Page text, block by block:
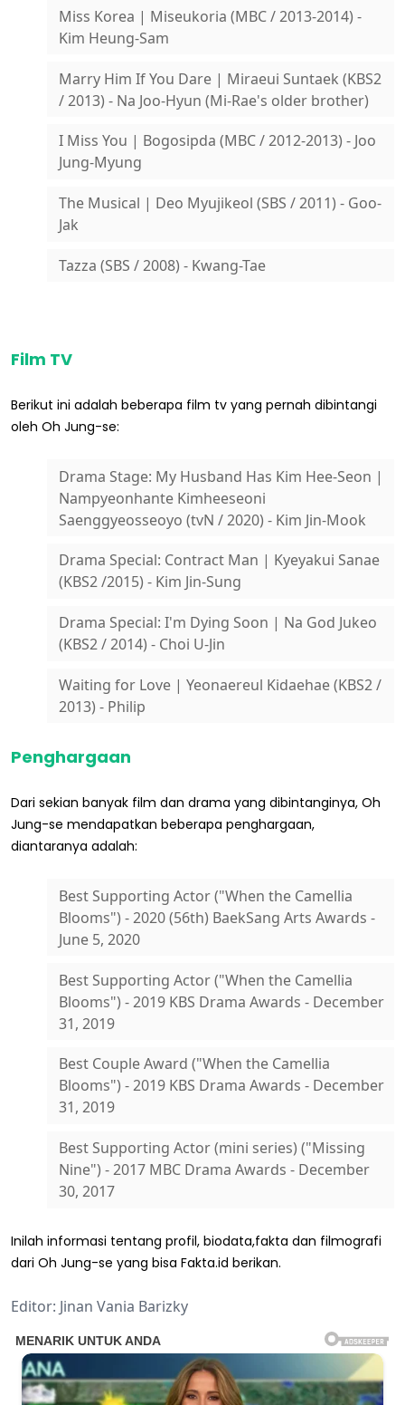
Miss Korea | Miseukoria (MBC / 2013-2014) -
Kim Heung-Sam
Marry Him If You Dare | Miraeui Suntaek (KBS2
/ 2013) - Na Joo-Hyun (Mi-Rae's older brother)
I Miss You | Bogosipda (MBC / 2012-2013) - Joo
Jung-Myung
The Musical | Deo Myujikeol (SBS / 2011) - Goo-
Jak
Tazza (SBS / 2008) - Kwang-Tae
Film TV
Berikut ini adalah beberapa film tv yang pernah dibintangi
oleh Oh Jung-se:
Drama Stage: My Husband Has Kim Hee-Seon |
Nampyeonhante Kimheeseoni
Saenggyeosseoyo (tvN / 2020) - Kim Jin-Mook
Drama Special: Contract Man | Kyeyakui Sanae
(KBS2 /2015) - Kim Jin-Sung
Drama Special: I'm Dying Soon | Na God Jukeo
(KBS2 / 2014) - Choi U-Jin
Waiting for Love | Yeonaereul Kidaehae (KBS2 /
2013) - Philip
Penghargaan
Dari sekian banyak film dan drama yang dibintanginya, Oh
Jung-se mendapatkan beberapa penghargaan,
diantaranya adalah:
Best Supporting Actor ("When the Camellia
Blooms") - 2020 (56th) BaekSang Arts Awards -
June 5, 2020
Best Supporting Actor ("When the Camellia
Blooms") - 2019 KBS Drama Awards - December
31, 2019
Best Couple Award ("When the Camellia
Blooms") - 2019 KBS Drama Awards - December
31, 2019
Best Supporting Actor (mini series) ("Missing
Nine") - 2017 MBC Drama Awards - December
30, 2017
Inilah informasi tentang profil, biodata,fakta dan filmografi
dari Oh Jung-se yang bisa Fakta.id berikan.
Editor: Jinan Vania Barizky